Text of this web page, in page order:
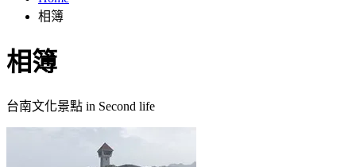
相簿
相簿
台南文化景點 in Second life